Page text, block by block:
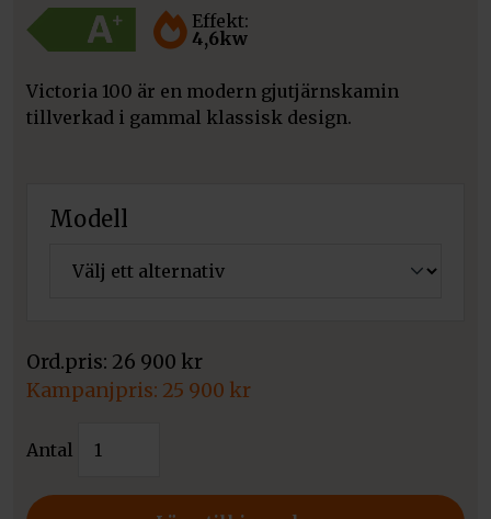
Effekt:
4,6kw
Victoria 100 är en modern gjutjärnskamin
tillverkad i gammal klassisk design.
Modell
26 900 kr
Det
priset
26
25 900 kr
nuvarande
är:
Antal
Westbo